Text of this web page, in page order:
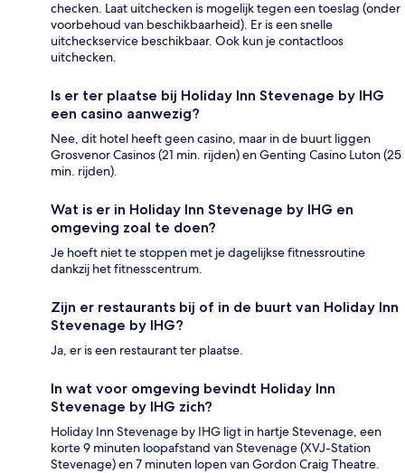
checken. Laat uitchecken is mogelijk tegen een toeslag (onder
voorbehoud van beschikbaarheid). Er is een snelle
uitcheckservice beschikbaar. Ook kun je contactloos
uitchecken.
Is er ter plaatse bij Holiday Inn Stevenage by IHG
een casino aanwezig?
Nee, dit hotel heeft geen casino, maar in de buurt liggen
Grosvenor Casinos (21 min. rijden) en Genting Casino Luton (25
min. rijden).
Wat is er in Holiday Inn Stevenage by IHG en
omgeving zoal te doen?
Je hoeft niet te stoppen met je dagelijkse fitnessroutine
dankzij het fitnesscentrum.
Zijn er restaurants bij of in de buurt van Holiday Inn
Stevenage by IHG?
Ja, er is een restaurant ter plaatse.
In wat voor omgeving bevindt Holiday Inn
Stevenage by IHG zich?
Holiday Inn Stevenage by IHG ligt in hartje Stevenage, een
korte 9 minuten loopafstand van Stevenage (XVJ-Station
Stevenage) en 7 minuten lopen van Gordon Craig Theatre.